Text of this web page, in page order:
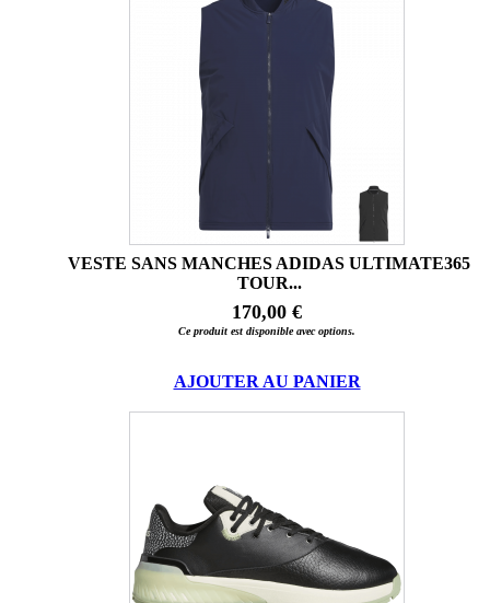
VESTE SANS MANCHES ADIDAS ULTIMATE365
TOUR...
170,00 €
Ce produit est disponible avec options.
AJOUTER AU PANIER